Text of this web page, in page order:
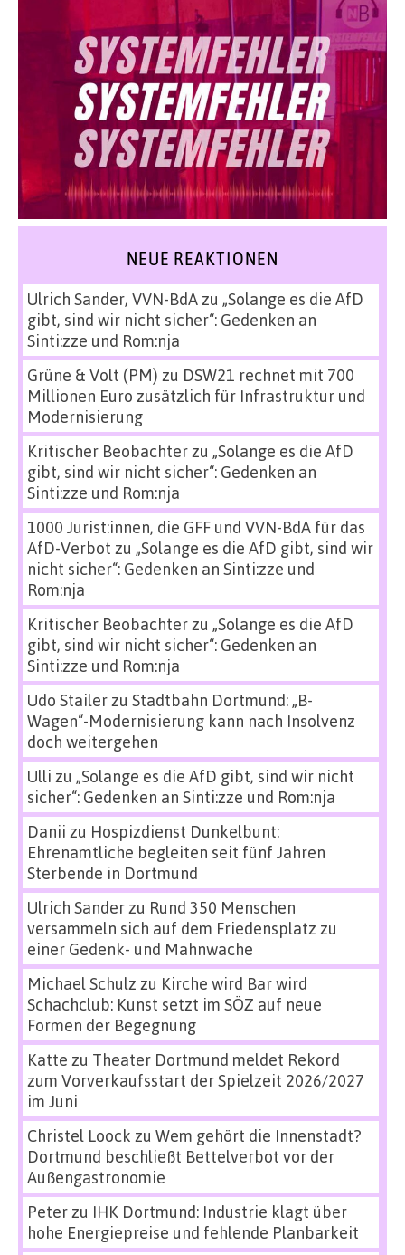
NEUE REAKTIONEN
Ulrich Sander, VVN-BdAzu „Solange es die AfD
gibt, sind wir nicht sicher“: Gedenken an
Sinti:zze und Rom:nja
Grüne & Volt (PM) zu DSW21 rechnet mit 700
Millionen Euro zusätzlich für Infrastruktur und
Modernisierung
Kritischer Beobachterzu „Solange es die AfD
gibt, sind wir nicht sicher“: Gedenken an
Sinti:zze und Rom:nja
1000 Jurist:innen, die GFF und VVN-BdA für das
AfD-Verbot zu „Solange es die AfD gibt, sind wir
nicht sicher“: Gedenken an Sinti:zze und
Rom:nja
Kritischer Beobachterzu „Solange es die AfD
gibt, sind wir nicht sicher“: Gedenken an
Sinti:zze und Rom:nja
Udo Stailerzu Stadtbahn Dortmund: „B-
Wagen“-Modernisierung kann nach Insolvenz
doch weitergehen
Ulli zu „Solange es die AfD gibt, sind wir nicht
sicher“: Gedenken an Sinti:zze und Rom:nja
Danii zu Hospizdienst Dunkelbunt:
Ehrenamtliche begleiten seit fünf Jahren
Sterbende in Dortmund
Ulrich Sanderzu Rund 350 Menschen
versammeln sich auf dem Friedensplatz zu
einer Gedenk- und Mahnwache
Michael Schulz zu Kirche wird Bar wird
Schachclub: Kunst setzt im SÖZ auf neue
Formen der Begegnung
Katte zu Theater Dortmund meldet Rekord
zum Vorverkaufsstart der Spielzeit 2026/2027
im Juni
Christel Loock zu Wem gehört die Innenstadt?
Dortmund beschließt Bettelverbot vor der
Außengastronomie
Peterzu IHK Dortmund: Industrie klagt über
hohe Energiepreise und fehlende Planbarkeit